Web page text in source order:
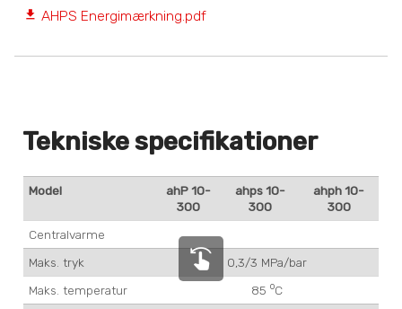
file_download AHPS Energimærkning.pdf
swipe_left
Tekniske specifikationer
Model
ahP 10-
300
ahps 10-
300
ahph 10-
300
Centralvarme
Maks. tryk
0,3/3 MPa/bar
Maks. temperatur
85oC